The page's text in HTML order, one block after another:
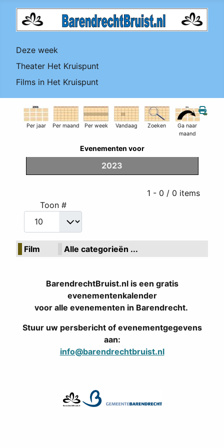
Deze week
Theater Het Kruispunt
Films in Het Kruispunt
Per jaar Per maand Per week Vandaag Zoeken
Ga naar
maand
Evenementen voor
2023
Pagination List Limit
1 - 0 / 0 items
Toon #
Film Alle categorieën ...
BarendrechtBruist.nl is een gratis
evenementenkalender
voor alle evenementen in Barendrecht.
Stuur uw persbericht of evenementgegevens
aan:
info@barendrechtbruist.nl